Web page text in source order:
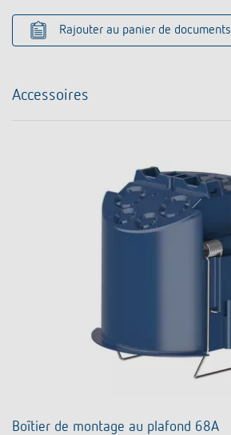
Rajouter au panier de documents
Accessoires
Boîtier de montage au plafond 68A